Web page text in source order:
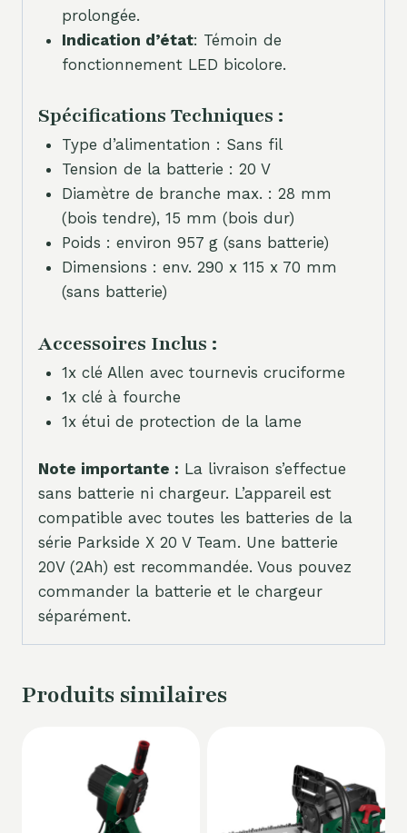
prolongée.
Indication d’état: Témoin de
fonctionnement LED bicolore.
Spécifications Techniques :
Type d’alimentation : Sans fil
Tension de la batterie : 20 V
Diamètre de branche max. : 28 mm
(bois tendre), 15 mm (bois dur)
Poids : environ 957 g (sans batterie)
Dimensions : env. 290 x 115 x 70 mm
(sans batterie)
Accessoires Inclus :
1x clé Allen avec tournevis cruciforme
1x clé à fourche
1x étui de protection de la lame
Note importante : La livraison s’effectue
sans batterie ni chargeur. L’appareil est
compatible avec toutes les batteries de la
série Parkside X 20 V Team. Une batterie
20V (2Ah) est recommandée. Vous pouvez
commander la batterie et le chargeur
séparément.
Produits similaires